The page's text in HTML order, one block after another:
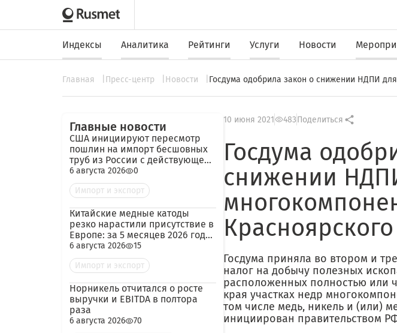
Индексы Аналитика Рейтинги Услуги Новости
Главная Пресс-центр Новости Госдума одобрила закон о снижении НДПИ
Главные новости
США инициируют пересмотр
пошлин на импорт бесшовных
труб из России с действующей
ставкой 209,72%
6 августа 2026
0
Импорт и экспорт
Китайские медные катоды
резко нарастили присутствие в
Европе: за 5 месяцев 2026 года
— 45 тыс. тонн
6 августа 2026
15
Импорт и экспорт
Норникель отчитался о росте
выручки и EBITDA в полтора
раза
6 августа 2026
70
10 июня 2021 483Поделиться
Госдума
снижении
Госдума приняла во втором и
налог на добычу полезных
расположенных полностью или
края участках недр
том числе медь, никель и (или)
инициирован правительством